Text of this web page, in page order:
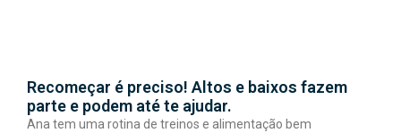
Recomeçar é preciso! Altos e baixos fazem
parte e podem até te ajudar.
Ana tem uma rotina de treinos e alimentação bem